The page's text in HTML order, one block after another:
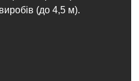
(до 4,5 м).